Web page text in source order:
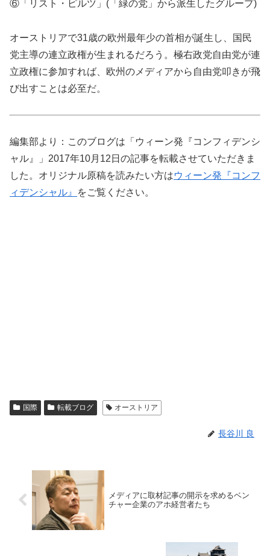
⑥「リスト・ピルツ」(「緑の党」から派生したグループ)
オーストリアで31歳の欧州最年少の首相が誕生し、国民
党主導の連立政権が生まれるだろう。極右政党自由党が連
立政権に参加すれば、欧州のメディアから自由党叩きが飛
び出すことは必至だ。
編集部より：このブログは「ウィーン発『コンフィデンシ
ャル』」2017年10月12日の記事を転載させていただきま
した。オリジナル原稿を読みたい方はウィーン発『コンフ
ィデンシャル』
をご覧ください。
国際 転載ブログ オーストリア
長谷川 良
メディアに取材記事の開示を求めるベン
チャー企業のアホ経営者たち